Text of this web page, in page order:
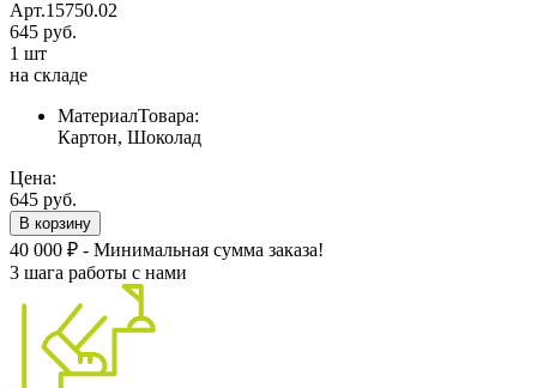
Арт.15750.02
645 руб.
1 шт
на складе
МатериалТовара:
Картон, Шоколад
Цена:
645 руб.
В корзину
40 000 ₽ - Минимальная сумма заказа!
3 шага работы с нами